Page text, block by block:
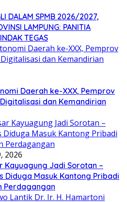
DALAM SPMB 2026/2027,
LAMPUNG: PANITIA
TEGAS
Daerah ke-XXX, Pemprov
dan Kemandirian
2026
Kayuagung Jadi Sorotan –
Diduga Masuk Kantong Pribadi
Perdagangan